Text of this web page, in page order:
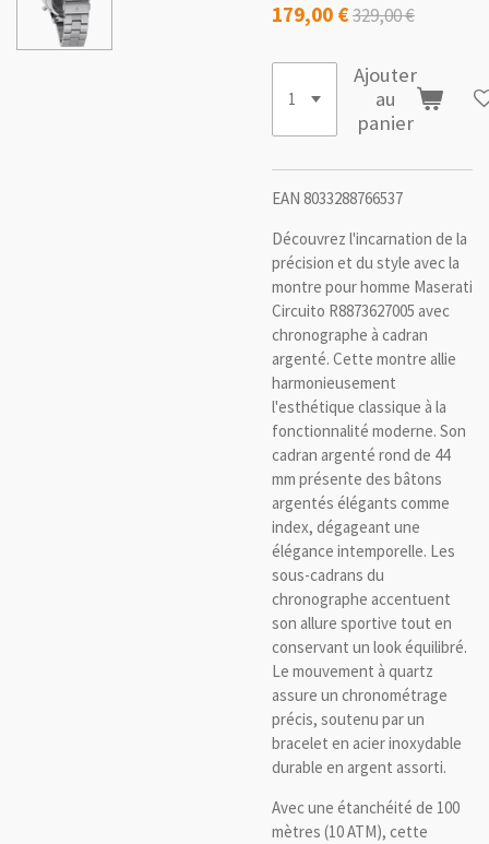
179,00 €329,00 €
Ajouter
au
panier
EAN 8033288766537
Découvrez l'incarnation de la
précision et du style avec la
montre pour homme Maserati
Circuito R8873627005 avec
chronographe à cadran
argenté. Cette montre allie
harmonieusement
l'esthétique classique à la
fonctionnalité moderne. Son
cadran argenté rond de 44
mm présente des bâtons
argentés élégants comme
index, dégageant une
élégance intemporelle. Les
sous-cadrans du
chronographe accentuent
son allure sportive tout en
conservant un look équilibré.
Le mouvement à quartz
assure un chronométrage
précis, soutenu par un
bracelet en acier inoxydable
durable en argent assorti.
Avec une étanchéité de 100
mètres (10 ATM), cette